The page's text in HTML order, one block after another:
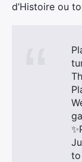
d’Histoire ou
to